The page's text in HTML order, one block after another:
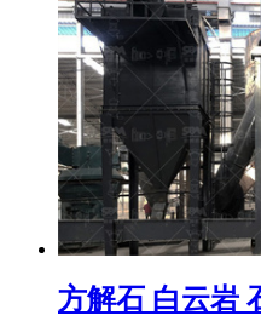
方解石 白云岩